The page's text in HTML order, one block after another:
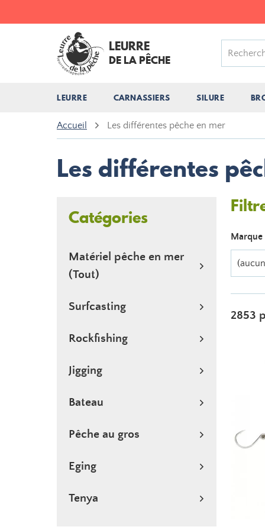
LEURRE
DE LA PÊCHE
LEURRE CARNASSIERS SILURE
Accueil Les différentes pêche en mer
Les différentes
Catégories
Matériel pêche en mer
(Tout)
Surfcasting
Rockfishing
Jigging
Bateau
Pêche au gros
Eging
Tenya
Marque
2853